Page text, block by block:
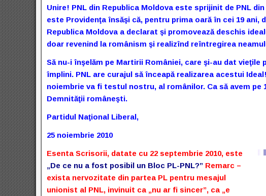
Unire! PNL din Republica Moldova este sprijinit de PNL
este Providenţa însăşi că, pentru prima oară în cei 19 ani,
Republica Moldova a declarat şi promovează deschis
doar revenind la românism şi realizînd reîntregirea
Să nu-i înşelăm pe Martirii României, care şi-au dat
împlini. PNL are curajul să înceapă realizarea acestui
noiembrie va fi testul nostru, al românilor. Ca să avem
Demnităţii româneşti.
Partidul Naţional Liberal,
25 noiembrie 2010
Esenta Scrisorii, datate cu 22 septembrie 2010, este
„De ce nu a fost posibil un Bloc PL-PNL?” Remarc –
exista nervozitate din partea PL pentru mesajul
unionist al PNL, invinuit ca „nu ar fi sincer”, ca „e